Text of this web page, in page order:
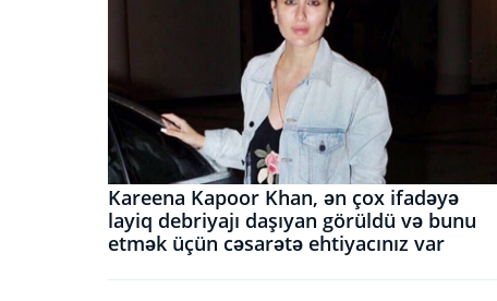
Kareena Kapoor Khan, ən çox ifadəyə
layiq debriyajı daşıyan görüldü və bunu
etmək üçün cəsarətə ehtiyacınız var